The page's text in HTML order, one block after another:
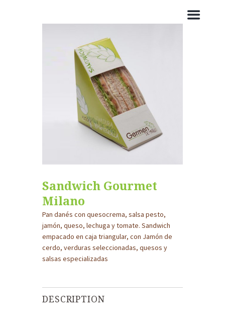
Sandwich Gourmet
Milano
Pan danés con quesocrema, salsa pesto,
jamón, queso, lechuga y tomate. Sandwich
empacado en caja triangular, con Jamón de
cerdo, verduras seleccionadas, quesos y
salsas especializadas
DESCRIPTION